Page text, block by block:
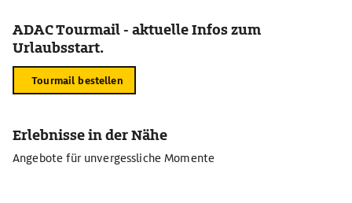
ADAC Tourmail - aktuelle Infos zum
Urlaubsstart.
Tourmail bestellen
Erlebnisse in der Nähe
Angebote für unvergessliche Momente